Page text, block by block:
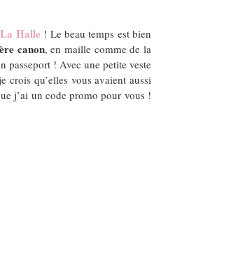
La Halle ! Le beau temps est bien
canon, en maille comme de la
passeport ! Avec une petite veste
crois qu’elles vous avaient aussi
j’ai un code promo pour vous !